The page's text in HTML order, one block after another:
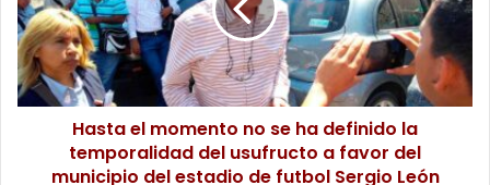
Hasta el momento no se ha definido la
temporalidad del usufructo a favor del
municipio del estadio de futbol Sergio León